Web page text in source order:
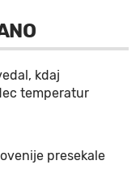
kdaj
temperatur
presekale